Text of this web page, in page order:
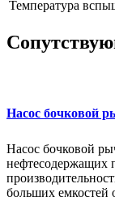
Температура
Насос бочковой
Насос бочковой
нефтесодержащих
больших емкостей